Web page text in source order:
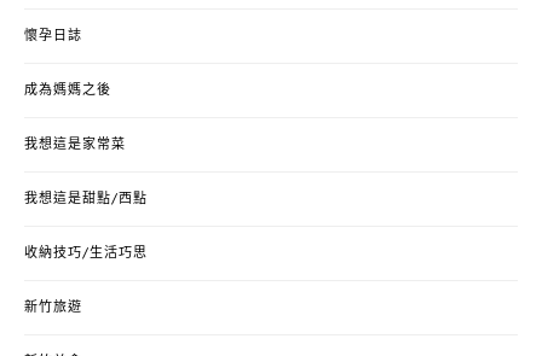
懷孕日誌
成為媽媽之後
我想這是家常菜
我想這是甜點/西點
收納技巧/生活巧思
新竹旅遊